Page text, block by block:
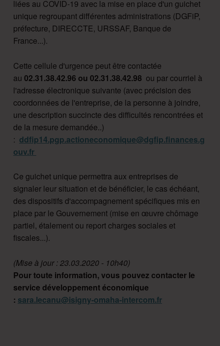
liées au COVID-19 avec la mise en place d'un guichet
unique regroupant différentes administrations (DGFiP,
préfecture, DIRECCTE, URSSAF, Banque de
France...).
Cette cellule d'urgence peut être contactée
au 02.31.38.42.96 ou 02.31.38.42.98 ou par courriel à
l'adresse électronique suivante (avec précision des
coordonnées de l'entreprise, de la personne à joindre,
une description succincte des difficultés rencontrées et
de la mesure demandée..)
: ddfip14.pgp.actioneconomique@dgfip.finances.g
ouv.fr
Ce guichet unique permettra aux entreprises de
signaler leur situation et de bénéficier, le cas échéant,
des dispositifs d'accompagnement spécifiques mis en
place par le Gouvernement (mise en œuvre chômage
partiel, étalement ou report charges sociales et
fiscales...).
(Mise à jour : 23.03.2020 - 10h40)
Pour toute information, vous pouvez contacter le
service développement économique
: sara.lecanu@isigny-omaha-intercom.fr